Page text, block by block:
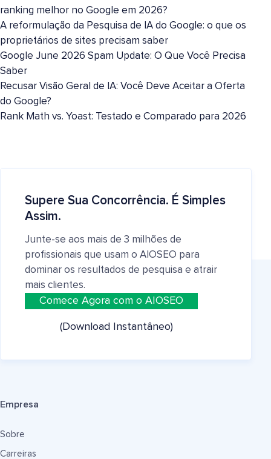
ranking melhor no Google em 2026?
A reformulação da Pesquisa de IA do Google: o que os
proprietários de sites precisam saber
Google June 2026 Spam Update: O Que Você Precisa
Saber
Recusar Visão Geral de IA: Você Deve Aceitar a Oferta
do Google?
Rank Math vs. Yoast: Testado e Comparado para 2026
Supere Sua Concorrência. É Simples
Assim.
Junte-se aos mais de 3 milhões de
profissionais que usam o AIOSEO para
dominar os resultados de pesquisa e atrair
mais clientes.
Comece Agora com o AIOSEO
(Download Instantâneo)
Empresa
Sobre
Carreiras